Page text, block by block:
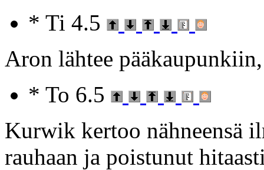
* Ti 4.5
Aron lähtee
* To 6.5
Kurwik kertoo nähneensä
rauhaan ja poistunut